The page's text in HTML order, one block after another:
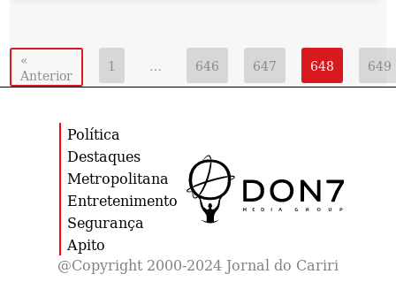
«
Anterior
1 … 646 647 648 649
Política
Destaques
Metropolitana
Entretenimento
Segurança
Apito
@Copyright 2000-2024 Jornal do Cariri